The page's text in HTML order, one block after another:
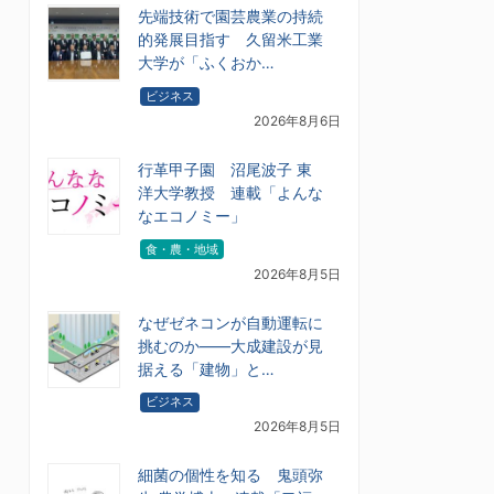
先端技術で園芸農業の持続
的発展目指す 久留米工業
大学が「ふくおか…
ビジネス
2026年8月6日
行革甲子園 沼尾波子 東
洋大学教授 連載「よんな
なエコノミー」
食・農・地域
2026年8月5日
なぜゼネコンが自動運転に
挑むのか――大成建設が見
据える「建物」と…
ビジネス
2026年8月5日
細菌の個性を知る 鬼頭弥